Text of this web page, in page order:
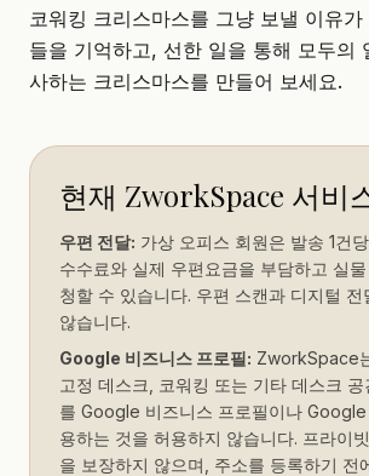
코워킹 크리스마스를 그냥 보낼 이유가
들을 기억하고, 선한 일을 통해 모두의
사하는 크리스마스를 만들어 보세요.
현재 ZworkSpace 서비
우편 전달: 가상 오피스 회원은 발송 1건
수수료와 실제 우편요금을 부담하고 실
청할 수 있습니다. 우편 스캔과 디지털 전
않습니다.
Google 비즈니스 프로필: ZworkSpace
고정 데스크, 코워킹 또는 기타 데스크
를 Google 비즈니스 프로필이나
용하는 것을 허용하지 않습니다. 프라이
을 보장하지 않으며, 주소를 등록하기 전